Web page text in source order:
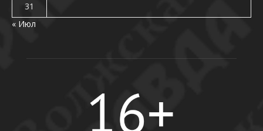
31
« Июл